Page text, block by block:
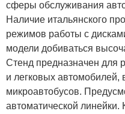
сферы обслуживания
Наличие итальянского
режимов работы с
модели добиваться
Стенд предназначен для
и легковых автомобилей,
микроавтобусов.
автоматической